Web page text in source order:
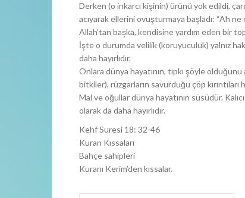
Derken (o inkarcı kişinin) ürünü yok edildi,
acıyarak ellerini ovuşturmaya başladı: “Ah
Allah’tan başka, kendisine yardım eden bir
İşte o durumda velilik (koruyuculuk) yalnız
daha hayırlıdır.
Onlara dünya hayatının, tıpkı şöyle
bitkiler), rüzgarların savurduğu çöp
Mal ve oğullar dünya hayatının süsüdür.
olarak da daha hayırlıdır.
Kehf Suresi 18: 32-46
Kuran Kıssaları
Bahçe sahipleri
Kuranı Kerim’den kıssalar.